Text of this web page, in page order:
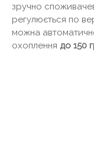
зручно
регулюється по
можна
охоплення до 150